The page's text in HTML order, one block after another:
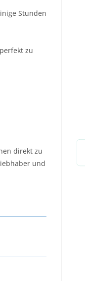
Stunden
zu
direkt zu
und